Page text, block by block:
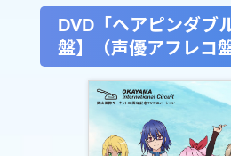
DVD「ヘアピンダブ
盤】（声優アフレコ盤